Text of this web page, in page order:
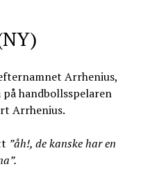
Arrhenius,
handbollsspelaren
Arrhenius.
”åh!, de kanske har en